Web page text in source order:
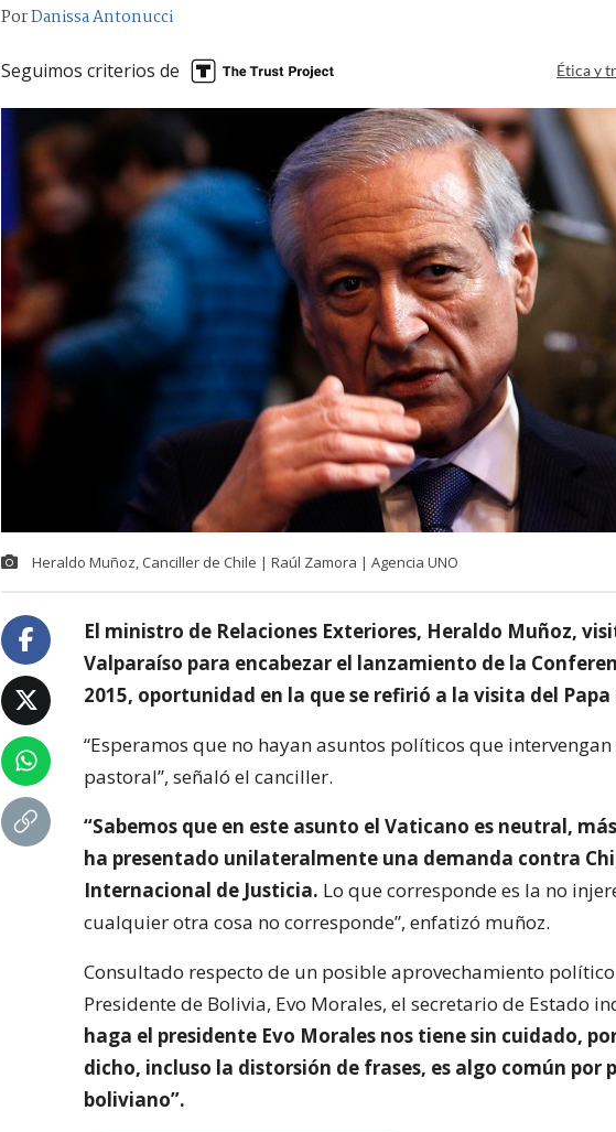
PorDanissa Antonucci
Seguimos criterios de Ética y
Heraldo Muñoz, Canciller de Chile | Raúl Zamora | Agencia UNO
El ministro de Relaciones Exteriores, Heraldo Muñoz,
Valparaíso para encabezar el lanzamiento de la
2015, oportunidad en la que se refirió a la visita del
“Esperamos que no hayan asuntos políticos que intervengan
pastoral”, señaló el canciller.
“Sabemos que en este asunto el Vaticano es neutral,
ha presentado unilateralmente una demanda contra
Internacional de Justicia. Lo que corresponde es la no
cualquier otra cosa no corresponde”, enfatizó muñoz.
Consultado respecto de un posible aprovechamiento
Presidente de Bolivia, Evo Morales, el secretario de Estado
haga el presidente Evo Morales nos tiene sin cuidado,
dicho, incluso la distorsión de frases, es algo común por
boliviano”.